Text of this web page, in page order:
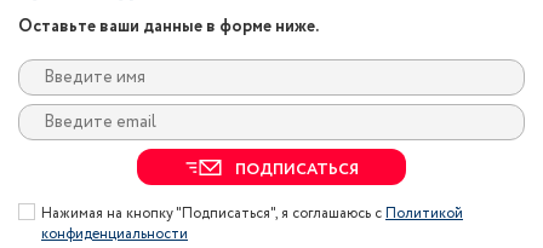
Оставьте ваши данные в форме ниже.
ПОДПИСАТЬСЯ
Нажимая на кнопку "Подписаться", я соглашаюсь сПолитикой
конфиденциальности